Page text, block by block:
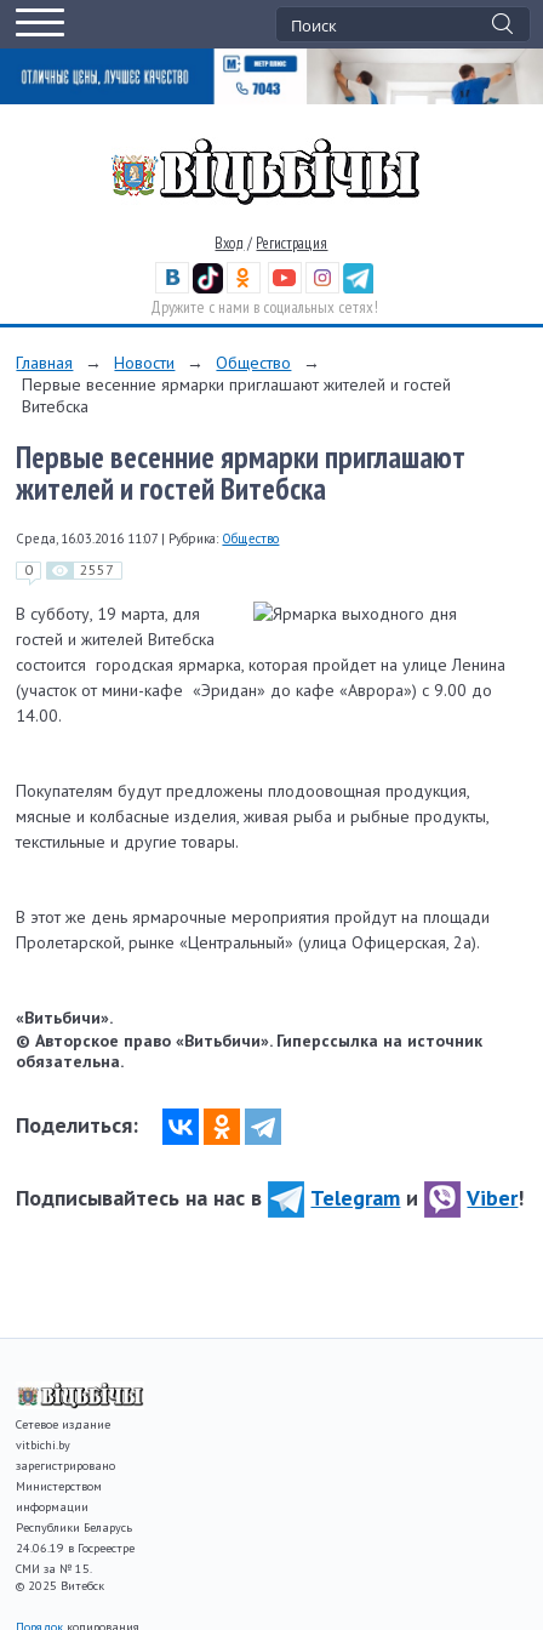
Вход / Регистрация
Дружите с нами в социальных сетях!
Главная → Новости → Общество
→
Первые весенние ярмарки приглашают жителей и гостей
Витебска
Первые весенние ярмарки приглашают
жителей и гостей Витебска
Среда, 16.03.2016 11:07 | Рубрика: Общество
0 2557
В субботу, 19 марта, для
гостей и жителей Витебска
состоится городская ярмарка, которая пройдет на улице Ленина
(участок от мини-кафе «Эридан» до кафе «Аврора») с 9.00 до
14.00.
Покупателям будут предложены плодоовощная продукция,
мясные и колбасные изделия, живая рыба и рыбные продукты,
текстильные и другие товары.
В этот же день ярмарочные мероприятия пройдут на площади
Пролетарской, рынке «Центральный» (улица Офицерская, 2а).
«Витьбичи».
© Авторское право «Витьбичи». Гиперссылка на источник
обязательна.
Поделиться:
Подписывайтесь на нас в Telegram и Viber!
Сетевое издание
vitbichi.by
зарегистрировано
Министерством
информации
Республики Беларусь
24.06.19 в Госреестре
СМИ за № 15.
© 2025 Витебск